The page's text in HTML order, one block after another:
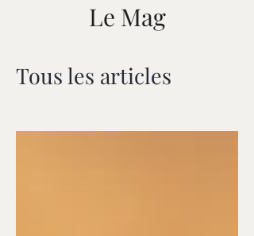
Le Mag
Tous les articles